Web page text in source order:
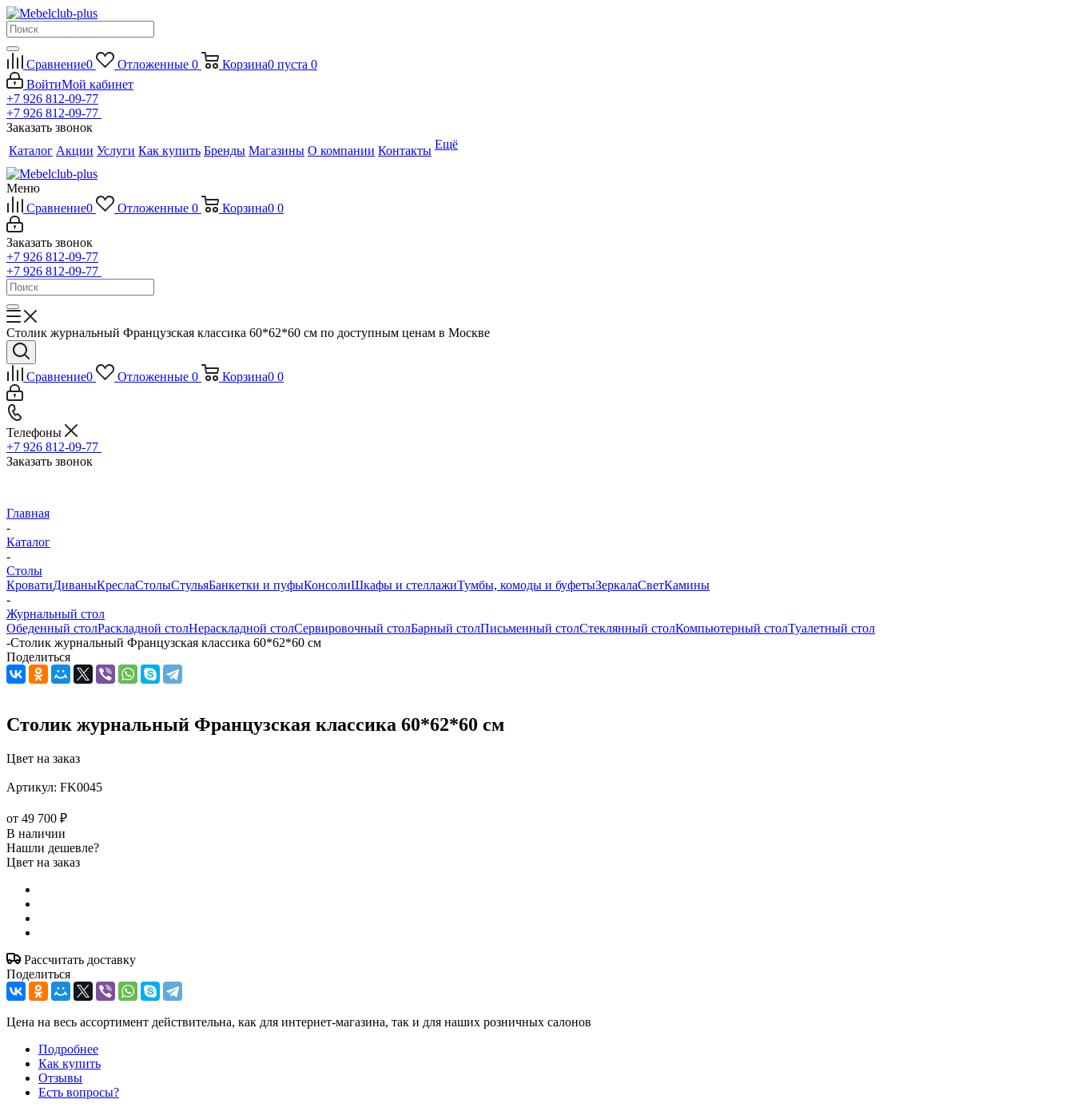
Сравнение0 Отложенные 0 Корзина0 пуста 0
ВойтиМой кабинет
+7 926 812-09-77
+7 926 812-09-77
Заказать звонок
Каталог Акции Услуги Как купить Бренды Магазины О компании Контакты Ещё
Меню
Сравнение0 Отложенные 0 Корзина0 0
Заказать звонок
+7 926 812-09-77
+7 926 812-09-77
Столик журнальный Французская классика 60*62*60 см по доступным ценам в Москве
Сравнение0 Отложенные 0 Корзина0 0
Телефоны
+7 926 812-09-77
Заказать звонок
Главная
-
Каталог
-
Столы
КроватиДиваныКреслаСтолыСтульяБанкетки и пуфыКонсолиШкафы и стеллажиТумбы, комоды и буфетыЗеркалаСветКамины
-
Журнальный стол
Обеденный столРаскладной столНераскладной столСервировочный столБарный столПисьменный столСтеклянный столКомпьютерный столТуалетный стол
-Столик журнальный Французская классика 60*62*60 см
Поделиться
Столик журнальный Французская классика 60*62*60 см
Цвет на заказ
Артикул: FK0045
от 49 700 ₽
В наличии
Нашли дешевле?
Цвет на заказ
Рассчитать доставку
Поделиться
Цена на весь ассортимент действительна, как для интернет-магазина, так и для наших розничных салонов
Подробнее
Как купить
Отзывы
Есть вопросы?